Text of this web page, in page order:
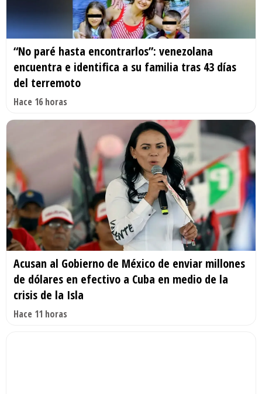
“No paré hasta encontrarlos”: venezolana
encuentra e identifica a su familia tras 43 días
del terremoto
Hace 16 horas
Acusan al Gobierno de México de enviar millones
de dólares en efectivo a Cuba en medio de la
crisis de la Isla
Hace 11 horas